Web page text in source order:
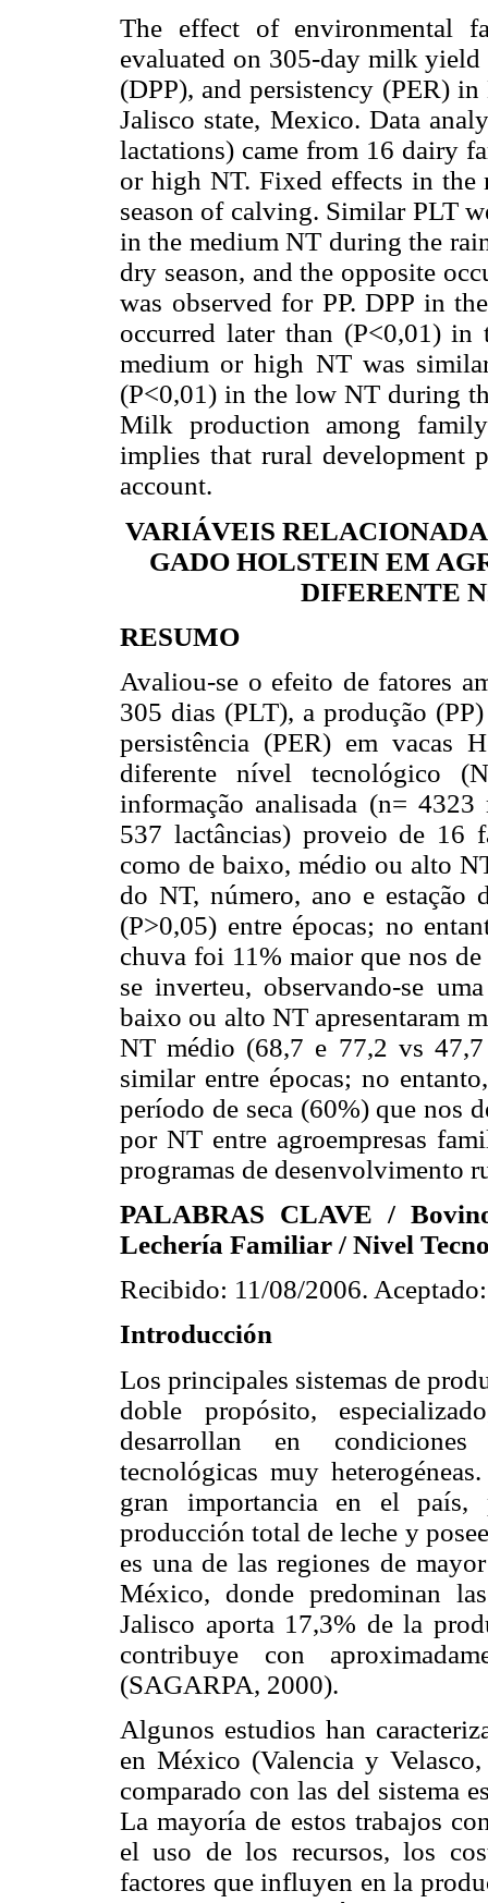
The effect of environmental
evaluated on 305-day milk
(DPP), and persistency (PER)
Jalisco state, Mexico. Data
lactations) came from 16 dairy
or high NT. Fixed effects in the
season of calving. Similar PLT
in the medium NT during the
dry season, and the opposite
was observed for PP. DPP in
occurred later than (P<0,01)
medium or high NT was
(P<0,01) in the low NT during
Milk production among
implies that rural development
account.
VARIÁVEIS
GADO HOLSTEIN EM
DIFERENTE
RESUMO
Avaliou-se o efeito de fatores
305 dias (PLT), a produção
persistência (PER) em vacas
diferente nível tecnológico
informação analisada (n=
537 lactâncias) proveio de 16
como de baixo, médio ou alto
do NT, número, ano e
(P>0,05) entre épocas; no
chuva foi 11% maior que nos
se inverteu, observando-se
baixo ou alto NT apresentaram
NT médio (68,7 e 77,2 vs
similar entre épocas; no
período de seca (60%) que nos
por NT entre agroempresas
programas de desenvolvimento
PALABRAS CLAVE /
Lechería Familiar / Nivel
Recibido: 11/08/2006.
Introducción
Los principales sistemas de
doble propósito,
desarrollan en condiciones
tecnológicas muy
gran importancia en el
producción total de leche y
es una de las regiones de
México, donde predominan
Jalisco aporta 17,3% de la
contribuye con
(SAGARPA, 2000).
Algunos estudios han
en México (Valencia y
comparado con las del sistema
La mayoría de estos trabajos
el uso de los recursos, los
factores que influyen en la